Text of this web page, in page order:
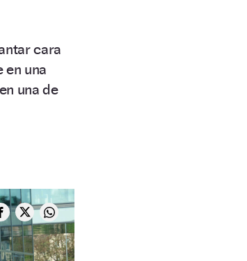
cara
en una
una de